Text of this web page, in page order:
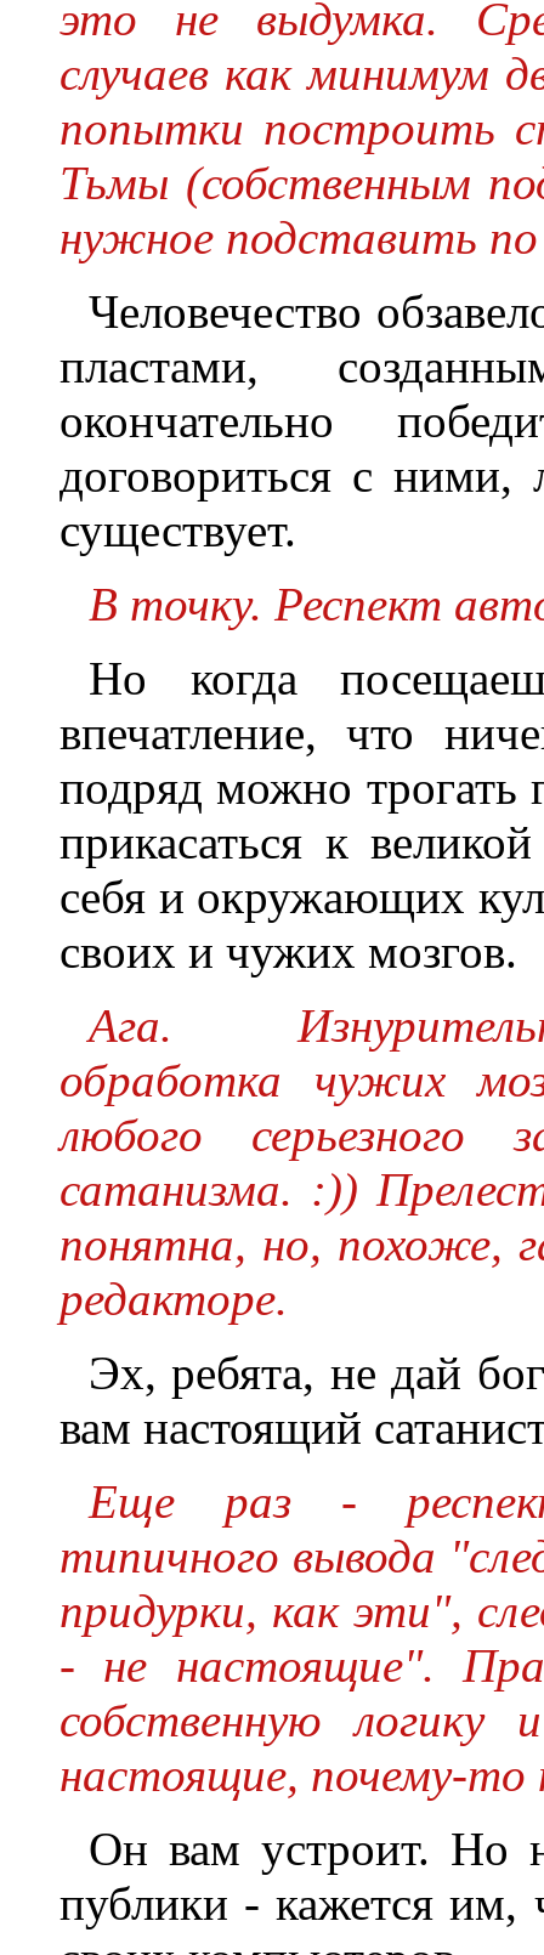
это не выдумка.
случаев как минимум
попытки построить
Тьмы (собственным
нужное подставить по
Человечество
пластами,
окончательно
договориться с ними,
существует.
В точку. Респект
Hо когда
впечатление, что
подряд можно
прикасаться к
себя и окружающих
своих и чужих мозгов.
Ага.
обработка чужих
любого
сатанизма. :))
понятна, но, похоже,
редакторе.
Эх, ребята, не дай
вам настоящий
Еще раз -
типичного вывода
придурки, как эти",
- не настоящие".
собственную
настоящие, почему-то
Он вам устроит. Hо
публики - кажется